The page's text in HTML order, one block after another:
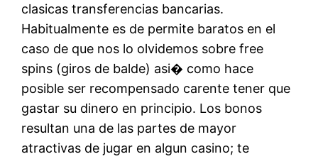
clasicas transferencias bancarias.
Habitualmente es de permite baratos en el
caso de que nos lo olvidemos sobre free
spins (giros de balde) asi� como hace
posible ser recompensado carente tener que
gastar su dinero en principio. Los bonos
resultan una de las partes de mayor
atractivas de jugar en algun casino; te